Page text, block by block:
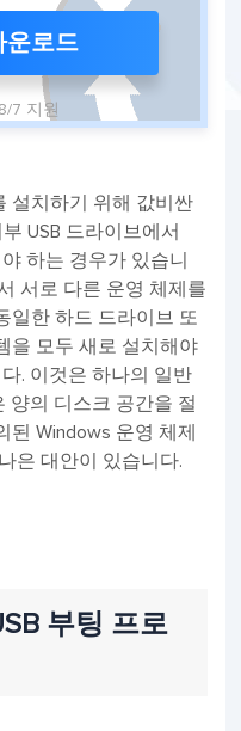
운로드
7 지원
설치하기 위해 값비싼
USB 드라이브에서
하는 경우가 있습니
서로 다른 운영 체제를
일한 하드 드라이브 또
을 모두 새로 설치해야
. 이것은 하나의 일반
양의 디스크 공간을 절
Windows 운영 체제
은 대안이 있습니다.
부팅 프로